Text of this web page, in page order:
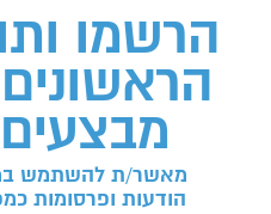
הרשמו
מבצעים
מאשר/ת להשתמש
הודעות ופרסומות